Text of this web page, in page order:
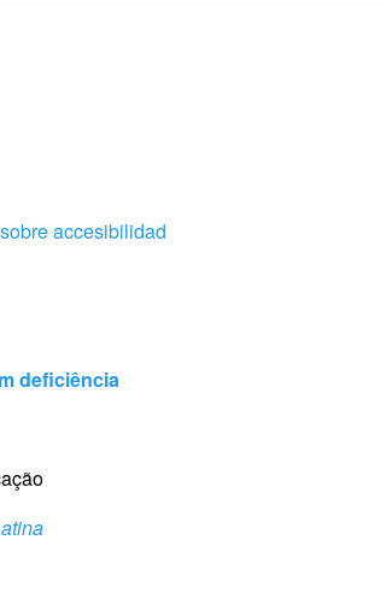
accesibilidad
deficiência